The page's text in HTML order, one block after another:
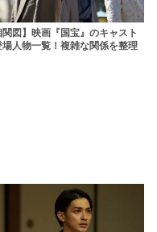
関図】映画『国宝』のキャスト
場人物一覧！複雑な関係を整理